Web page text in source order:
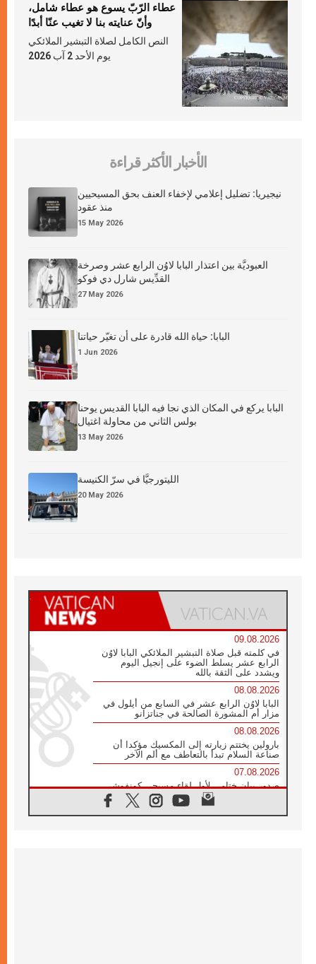
عطاء الرّبّ يسوع هو عطاء شامل،
وأنّ عنايته بنا لا تغيب عنّا أبدًا
النص الكامل لصلاة التبشير الملائكي
يوم الأحد 2 آب 2026
الأخبار الأكثر قراءة
نيجيريا: تضليل إعلامي لإخفاء العنف بحق المسيحيين
منذ عقود
15 May 2026
العبوديَّة بين اعتذار البابا لاوُن الرابع عشر وصرخة
القدِّيس شارل دي فوكو
27 May 2026
البابا: حياة الله قادرة على أن تغيّر حياتنا
1 Jun 2026
البابا يركع في المكان الذي نجا فيه البابا القديس يوحنا
بولس الثاني من محاولة اغتيال
13 May 2026
الليتورجيَّا في سرّ الكنيسة
20 May 2026
09.08.2026
في كلمته قبل صلاة التبشير الملائكي البابا لاوُن
الرابع عشر يسلط الضوء على إنجيل اليوم
ويشدد على الثقة بالله
08.08.2026
البابا لاوُن الرابع عشر في السابع من أيلول في
مزار أم المشورة الصالحة في جناتزانو
08.08.2026
بارولين يختتم زيارته إلى المكسيك مؤكدا أن
صناعة السلام تبدأ بالتعاطف مع ألم الآخر
07.08.2026
صدور بيان ختامي لأول لقاء مسيحي كونفوشي
بمشاركة الدائرة الفاتيكانية للحوار بين الأديان
07.08.2026